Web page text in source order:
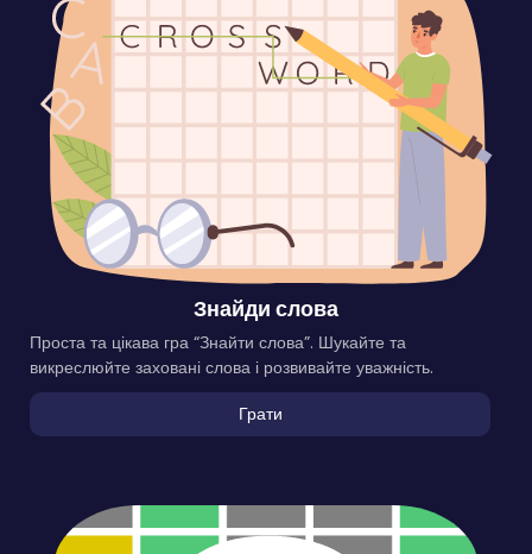
Знайди слова
Проста та цікава гра “Знайти слова”. Шукайте та
викреслюйте заховані слова і розвивайте уважність.
Грати